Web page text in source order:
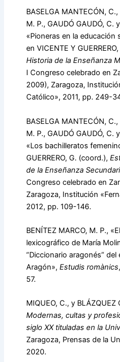
BASELGA MANTECÓN,
M. P., GAUDÓ GAUDÓ, C.
«Pioneras en la educación
en VICENTE Y
Historia de la Enseñanza
I Congreso celebrado en
2009), Zaragoza,
Católico», 2011, pp. 249-
BASELGA MANTECÓN,
M. P., GAUDÓ GAUDÓ, C.
«Los bachilleratos
GUERRERO, G. (coord.),
de la Enseñanza
Congreso celebrado en
Zaragoza, Institución
2012, pp. 109-146.
BENÍTEZ MARCO, M. P.,
lexicográfico de María
“Diccionario aragonés”
Aragón», Estudis romànics
57.
MIQUEO, C., y BLÁZQUEZ
Modernas, cultas y
siglo XX tituladas en la
Zaragoza, Prensas de la
2020.